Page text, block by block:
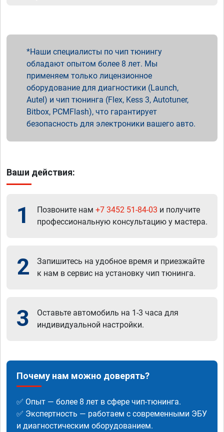
Наши специалисты по чип тюнингу
обладают опытом более 8 лет. Мы
применяем только лицензионное
оборудование для диагностики (Launch,
Autel) и чип тюнинга (Flex, Kess 3, Autotuner,
Bitbox, PCMFlash), что гарантирует
безопасность для электроники вашего авто.
Ваши действия:
1 Позвоните нам +7 3452 51-84-03 и получите
профессиональную консультацию у мастера.
2
Запишитесь на удобное время и приезжайте
к нам в сервис на установку чип тюнинга.
3
Оставьте автомобиль на 1-3 часа для
индивидуальной настройки.
Почему нам можно доверять?
✅ Опыт — более 8 лет в сфере чип-тюнинга.
✅ Экспертность — работаем с современными ЭБУ
и диагностическим оборудованием.